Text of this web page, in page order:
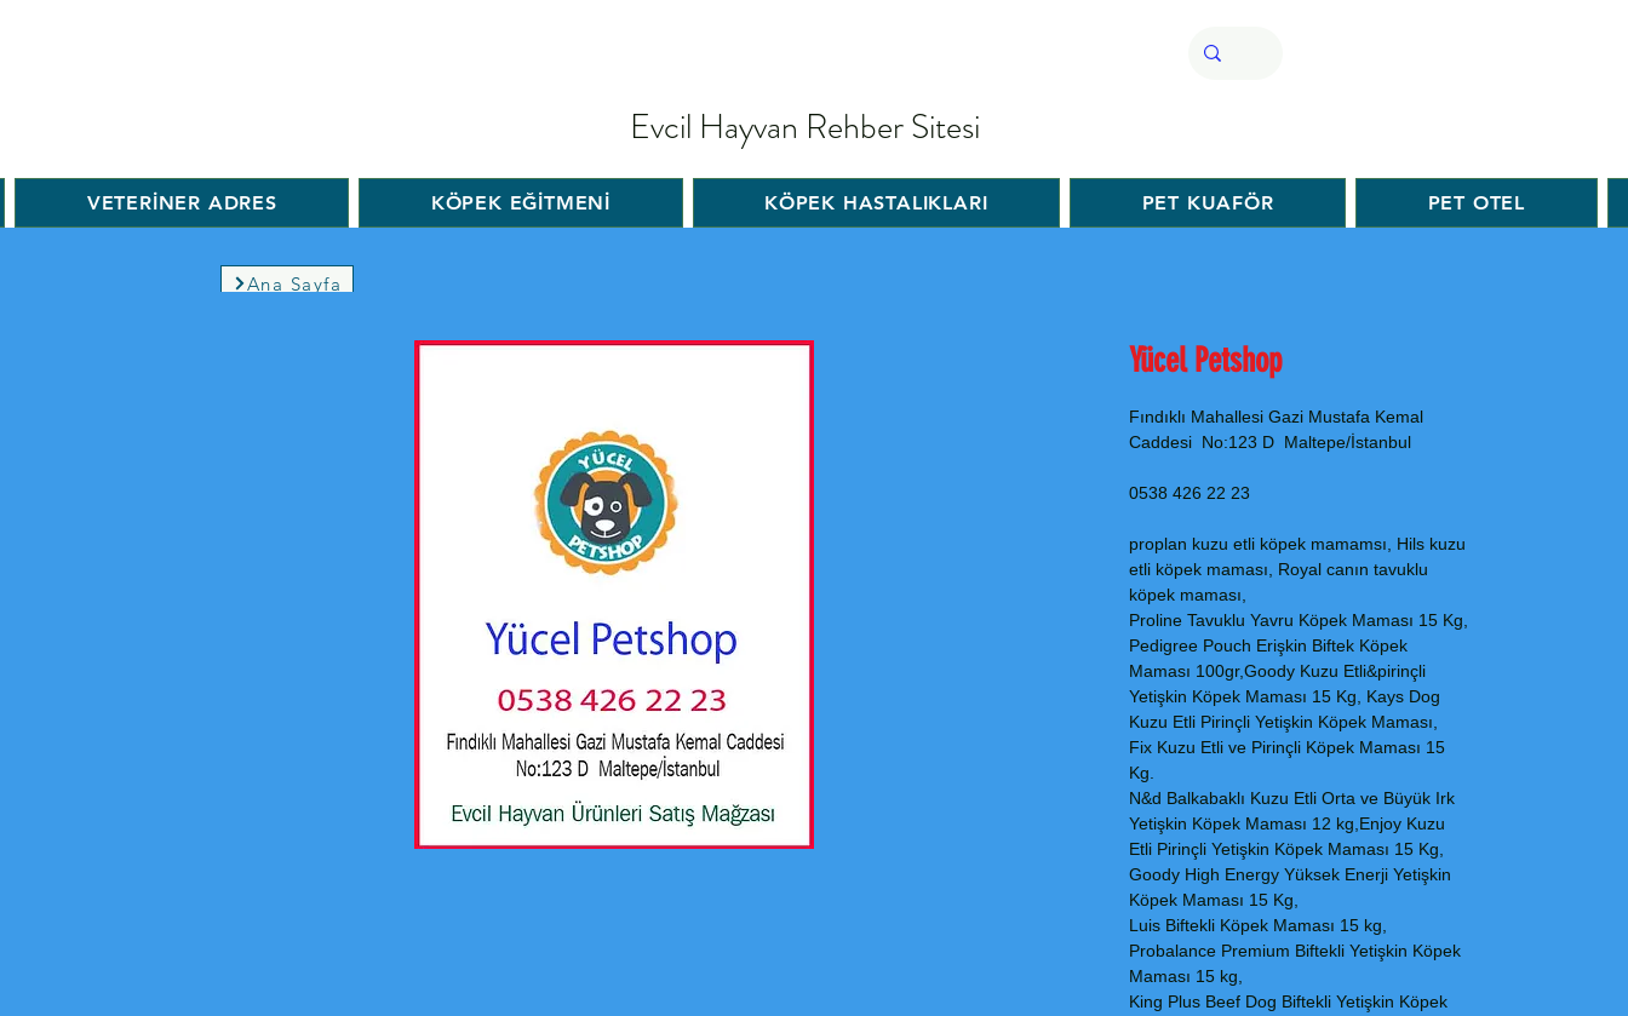
Evcil Hayvan Rehber Sitesi
VETERİNER ADRES KÖPEK EĞİTMENİ KÖPEK HASTALIKLARI PET KUAFÖR PET OTEL
Ana Sayfa
Yücel Petshop
Fındıklı Mahallesi Gazi Mustafa Kemal
Caddesi No:123 D Maltepe/İstanbul
0538 426 22 23
proplan kuzu etli köpek mamamsı, Hils kuzu
etli köpek maması, Royal canın tavuklu
köpek maması,
Proline Tavuklu Yavru Köpek Maması 15 Kg,
Pedigree Pouch Erişkin Biftek Köpek
Maması 100gr,Goody Kuzu Etli&pirinçli
Yetişkin Köpek Maması 15 Kg, Kays Dog
Kuzu Etli Pirinçli Yetişkin Köpek Maması,
Fix Kuzu Etli ve Pirinçli Köpek Maması 15
Kg.
N&d Balkabaklı Kuzu Etli Orta ve Büyük Irk
Yetişkin Köpek Maması 12 kg,Enjoy Kuzu
Etli Pirinçli Yetişkin Köpek Maması 15 Kg,
Goody High Energy Yüksek Enerji Yetişkin
Köpek Maması 15 Kg,
Luis Biftekli Köpek Maması 15 kg,
Probalance Premium Biftekli Yetişkin Köpek
Maması 15 kg,
King Plus Beef Dog Biftekli Yetişkin Köpek